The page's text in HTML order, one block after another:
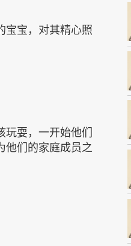
宝宝，对其精心照
玩耍，一开始他们
他们的家庭成员之